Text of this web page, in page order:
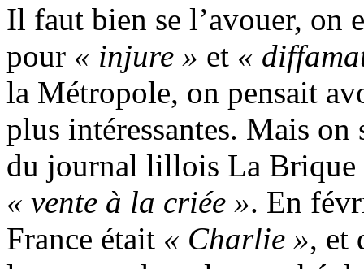
Il faut bien se l’avouer, on
pour « injure » et «
la Métropole, on pensait
plus intéressantes. Mais
du journal lillois La Brique
« vente à la criée ». En
France était « Charlie », et